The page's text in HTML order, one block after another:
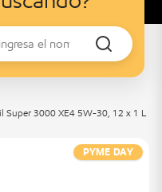
Super 3000 XE4 5W-30, 12 x 1 L
PYME DAY